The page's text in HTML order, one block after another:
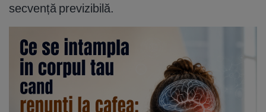
secvență previzibilă.